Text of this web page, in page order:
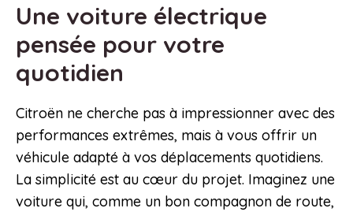
Une voiture électrique
pensée pour votre
quotidien
Citroën ne cherche pas à impressionner avec des
performances extrêmes, mais à vous offrir un
véhicule adapté à vos déplacements quotidiens.
La simplicité est au cœur du projet. Imaginez une
voiture qui, comme un bon compagnon de route,